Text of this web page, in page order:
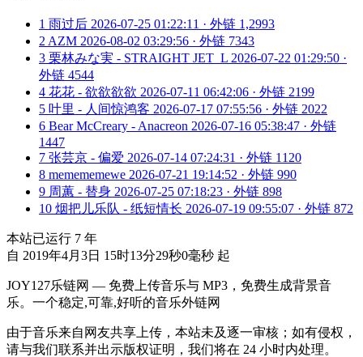
1 雨过后 2026-07-25 01:22:11 · 外链 1,2993
2 AZM 2026-08-02 03:29:56 · 外链 7343
3 栗林みな実 - STRAIGHT JET_L 2026-07-22 01:29:50 ·
外链 4544
4 花花 - 欲欲欲欲 2026-07-11 06:42:06 · 外链 2199
5 叶里 - 人间惊鸿客 2026-07-17 07:55:56 · 外链 2022
6 Bear McCreary - Anacreon 2026-07-16 05:38:47 · 外链
1447
7 张芸京 - 偏爱 2026-07-14 07:24:31 · 外链 1120
8 memememewe 2026-07-21 19:14:52 · 外链 990
9 周蕙 - 替身 2026-07-25 07:18:23 · 外链 898
10 烟把儿乐队 - 纸短情长 2026-07-19 09:55:07 · 外链 872
本站已运行 7 年
自 2019年4月3日 15时13分29秒0毫秒 起
JOY127乐链网 — 免费上传音乐与 MP3，免费生成背景音
乐。一个稳定,可靠,好听的音乐外链网
由于音乐来自网友共享上传，本站未及逐一审核；如有侵权，
请与我们联系并出示版权证明，我们将在 24 小时内处理。